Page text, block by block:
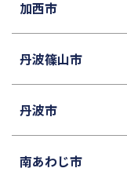
加西市
丹波篠山市
丹波市
南あわじ市